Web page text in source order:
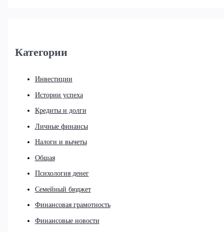
Категории
Инвестиции
Истории успеха
Кредиты и долги
Личные финансы
Налоги и вычеты
Общая
Психология денег
Семейный бюджет
Финансовая грамотность
Финансовые новости